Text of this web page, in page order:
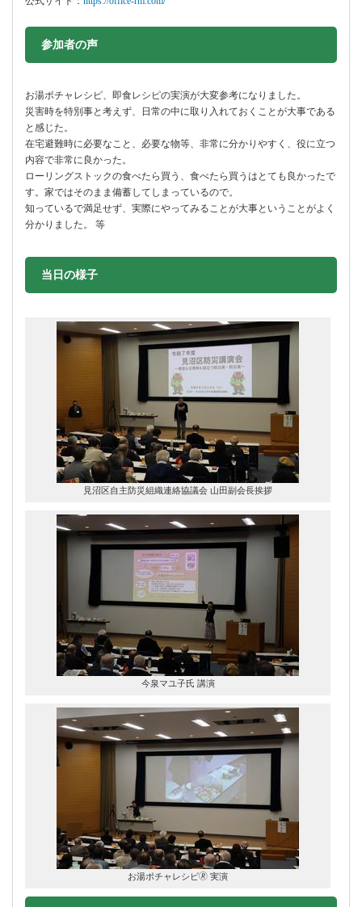
参加者の声
お湯ポチャレシピ、即食レシピの実演が大変参考になりました。
災害時を特別事と考えず、日常の中に取り入れておくことが大事である
と感じた。
在宅避難時に必要なこと、必要な物等、非常に分かりやすく、役に立つ
内容で非常に良かった。
ローリングストックの食べたら買う、食べたら買うはとても良かったで
す。家ではそのまま備蓄してしまっているので。
知っているで満足せず、実際にやってみることが大事ということがよく
分かりました。 等
当日の様子
見沼区自主防災組織連絡協議会 山田副会長挨拶
今泉マユ子氏 講演
お湯ポチャレシピ🄬 実演